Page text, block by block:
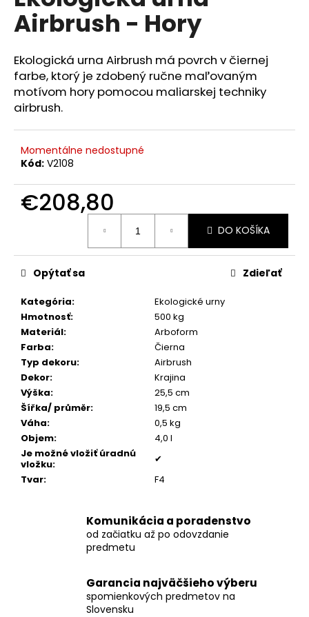
0,0
z
hviezdičiek.
Airbrush - Hory
Ekologická urna Airbrush má povrch v čiernej
farbe, ktorý je zdobený ručne maľovaným
motívom hory pomocou maliarskej techniky
airbrush.
Momentálne nedostupné
Kód: V2108
€208,80
DO KOŠÍKA
Kategória:
Ekologické urny
Hmotnosť:
500 kg
Materiál:
Arboform
Farba:
Čierna
Typ dekoru:
Airbrush
Dekor:
Krajina
Výška:
25,5 cm
Šířka/ průměr:
19,5 cm
Váha:
0,5 kg
Objem:
4,0 l
Je možné vložiť úradnú
vložku:
✔
Tvar: F4
Opýtať sa Zdieľať
Komunikácia a poradenstvo
od začiatku až po odovzdanie
predmetu
Garancia najväčšieho výberu
spomienkových predmetov na
Slovensku
á
j
s
ť
?
HĽADAŤ
p
o
ú
č
a
m
e
OVÁLIK
SO
ZIRKÓNMI
€159